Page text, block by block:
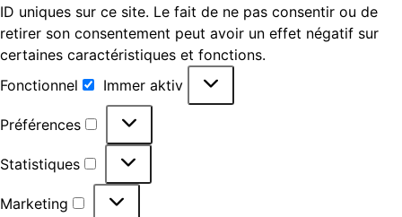
ID uniques sur ce site. Le fait de ne pas consentir ou de
retirer son consentement peut avoir un effet négatif sur
certaines caractéristiques et fonctions.
Fonctionnel
Immer aktiv
Préférences
Statistiques
Marketing